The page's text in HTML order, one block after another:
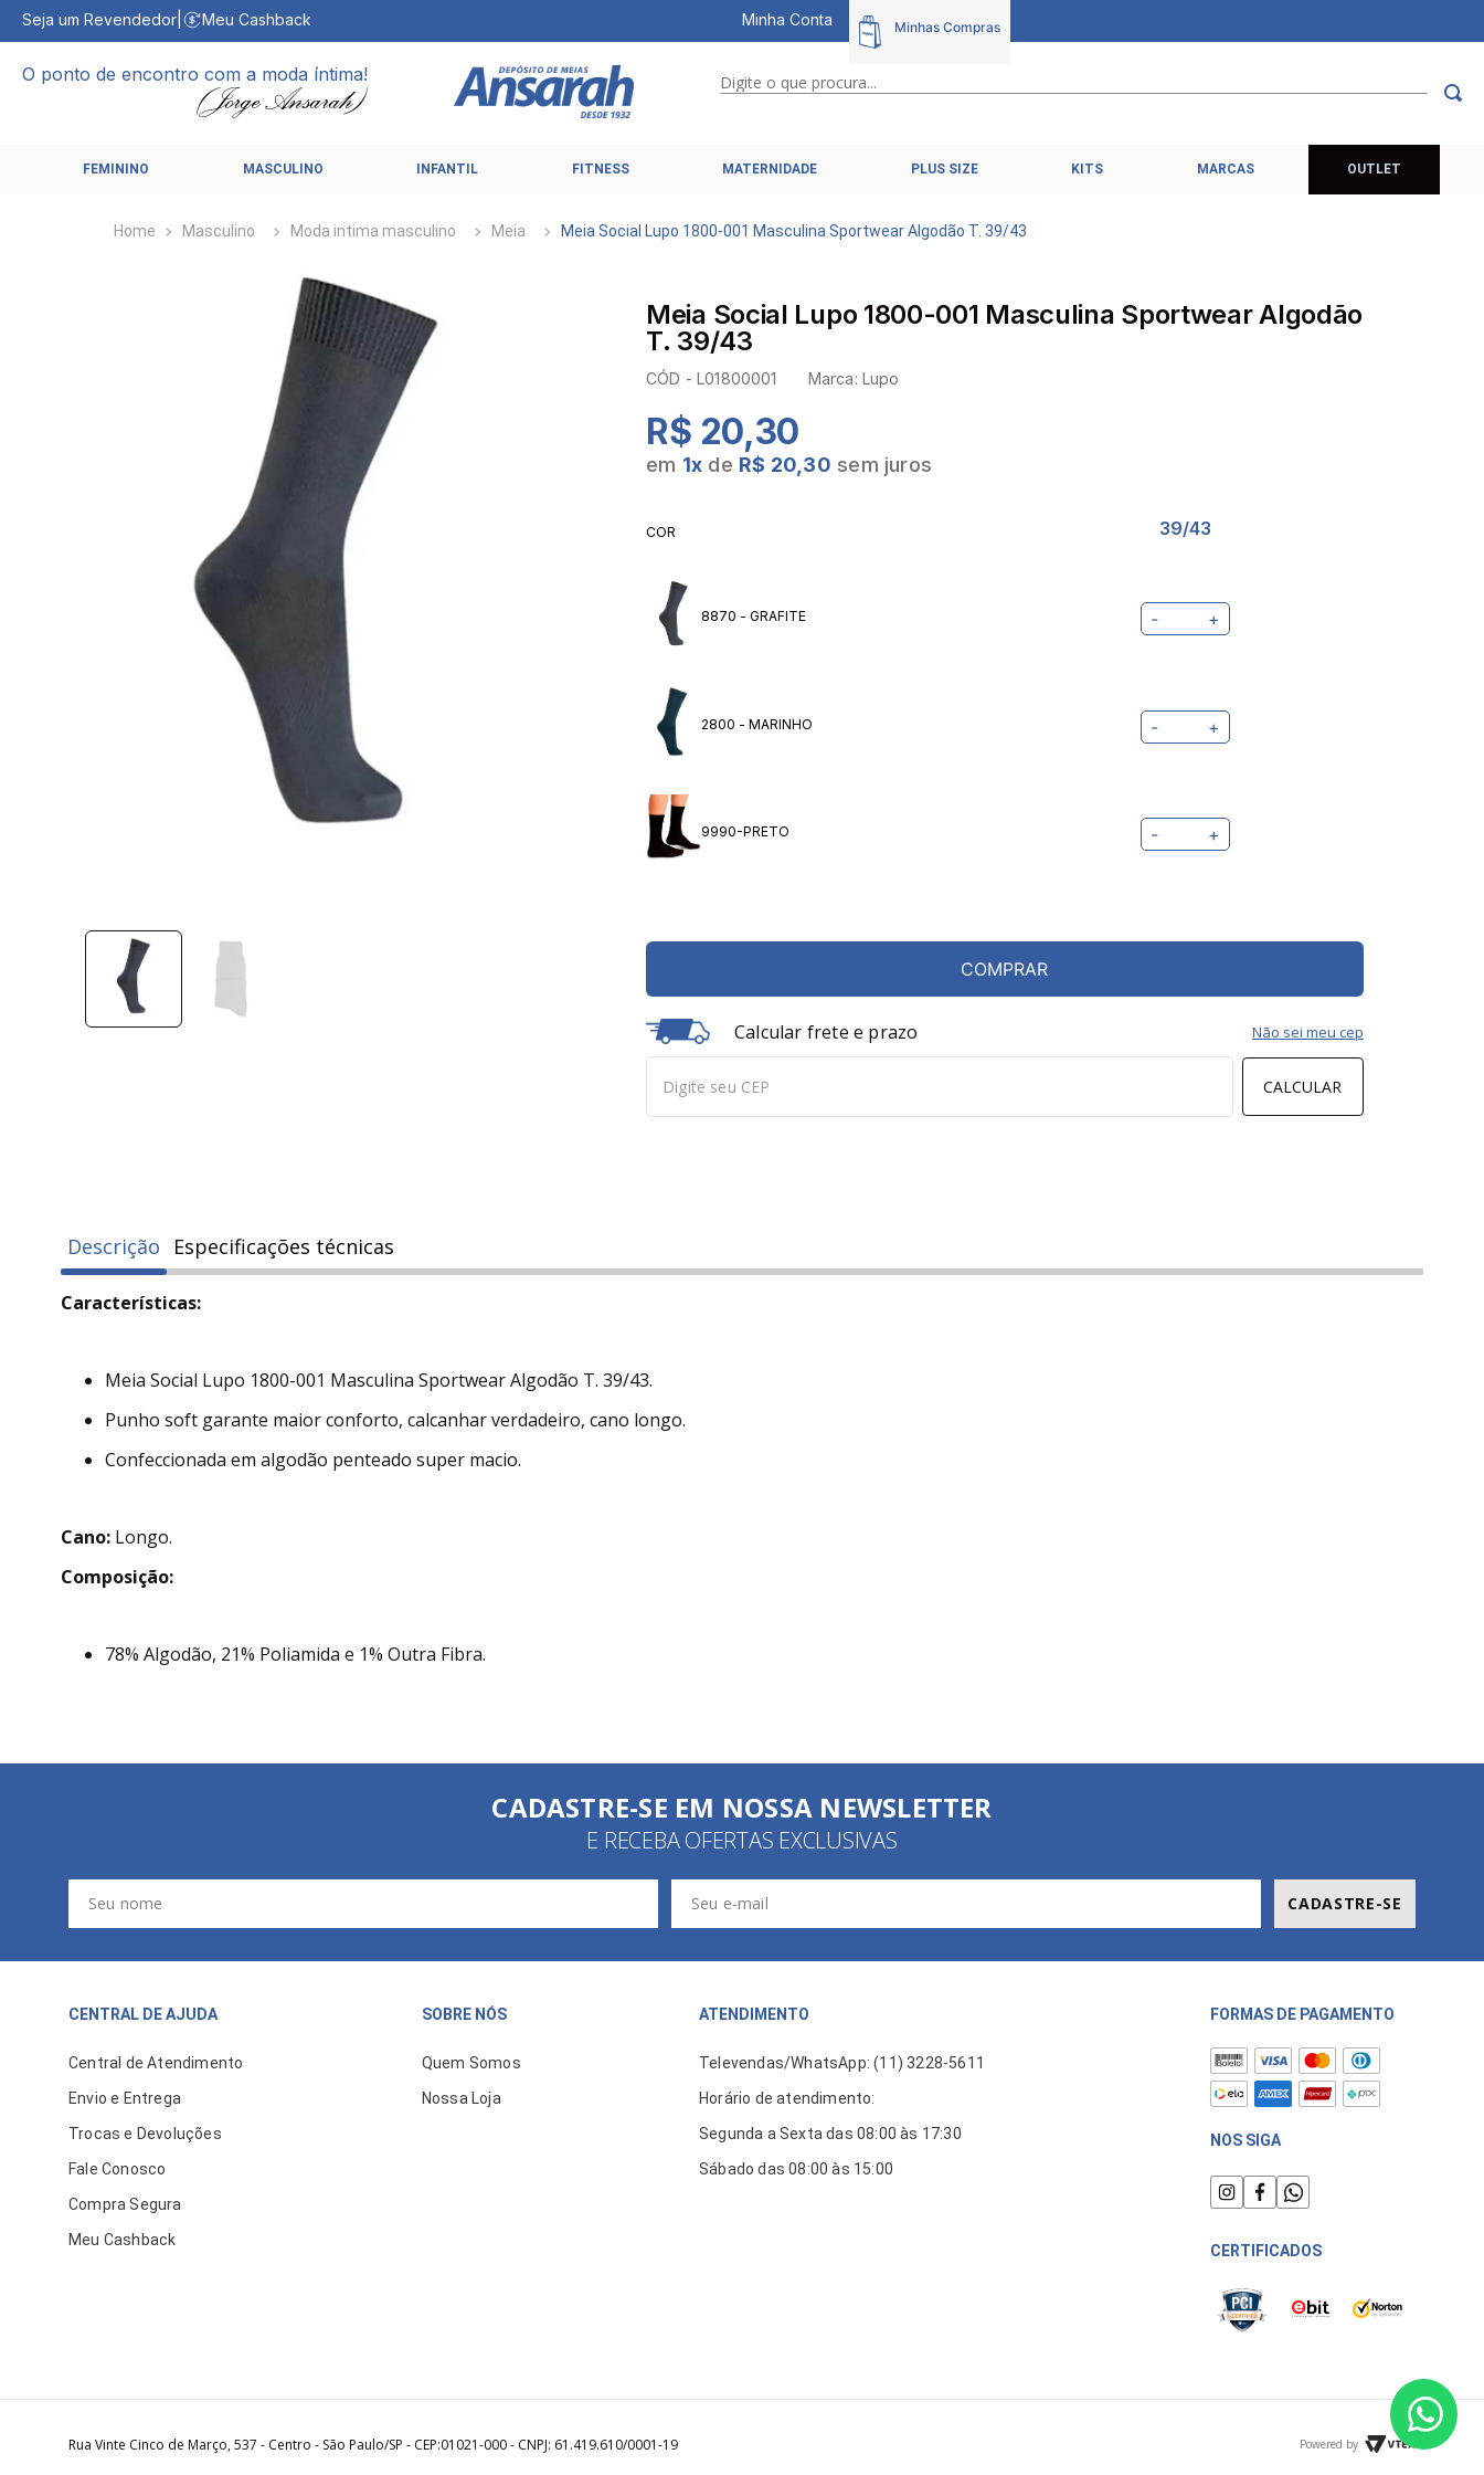
Seja um Revendedor Meu Cashback Minha Conta
O ponto de encontro com a moda íntima! Digite o que procura...
FEMININO MASCULINO INFANTIL FITNESS MATERNIDADE PLUS SIZE KITS MARCAS OUTLET
Masculino Moda intima masculino Meia Meia Social Lupo 1800-001 Masculina Sportwear Algodão T. 39/43
Meia Social Lupo 1800-001 Masculina Sportwear Algodão
T. 39/43
CÓD -L01800001 Marca: Lupo
R$ 20,30
em 1x de R$ 20,30 sem juros
COR 39/43
8870 - GRAFITE - +
2800 - MARINHO - +
9990-PRETO - +
COMPRAR
Calcular frete e prazo
CALCULAR
Não sei meu cep
Descrição Especificações técnicas
Características:
Meia Social Lupo 1800-001 Masculina Sportwear Algodão T. 39/43.
Punho soft garante maior conforto, calcanhar verdadeiro, cano longo.
Confeccionada em algodão penteado super macio.
Cano: Longo.
Composição:
78% Algodão, 21% Poliamida e 1% Outra Fibra.
CADASTRE-SE EM NOSSA NEWSLETTER
E RECEBA OFERTAS EXCLUSIVAS
CADASTRE-SE
CENTRAL DE AJUDA
Central de Atendimento
Envio e Entrega
Trocas e Devoluções
Fale Conosco
Compra Segura
Meu Cashback
SOBRE NÓS
Quem Somos
Nossa Loja
ATENDIMENTO
Televendas/WhatsApp: (11) 3228-5611
Horário de atendimento:
Segunda a Sexta das 08:00 às 17:30
Sábado das 08:00 às 15:00
FORMAS DE PAGAMENTO
NOS SIGA
CERTIFICADOS
Rua Vinte Cinco de Março, 537 - Centro - São Paulo/SP - CEP:01021-000 - CNPJ: 61.419.610/0001-19 Powered by
1 º
calcinhas
5º
6º
sutias
8º
hering intimates